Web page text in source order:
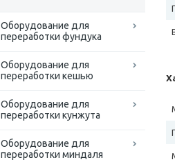
Оборудование для
переработки фундука
Оборудование для
переработки кешью
Оборудование для
переработки кунжута
Оборудование для
переработки миндаля